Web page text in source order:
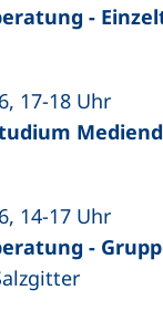
-
17-18 Uhr
14-17 Uhr
-